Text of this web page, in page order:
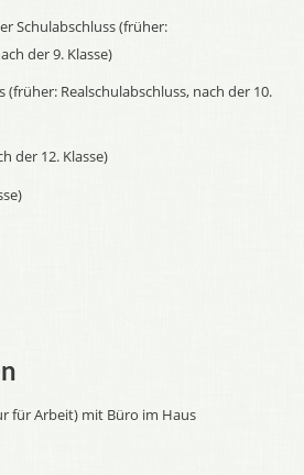
Schulabschluss (früher:
der 9. Klasse)
Realschulabschluss, nach der 10.
der 12. Klasse)
für Arbeit) mit Büro im Haus